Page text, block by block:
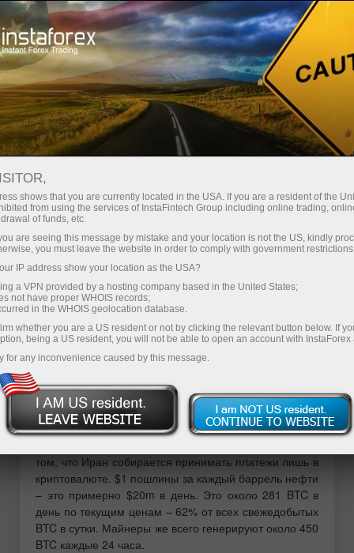
Трейдерам Форекс аналітика
Форекс-огляди
Криптовалюты
10.04.2026 09:44
Рекомендации по торговле на рынке
криптовалют на 10 апреля
Биткоин сегодня дотянулся до $73 000, но затем
быстро снизился в район полюбившегося ему уровня
$71500. Эфир также подпрыгнул к $2243, а затем
Поступают сообщения о том, что Иран взимает
плату, или планирует это делать, с танкеров,
проходящих через Ормузский пролив, что
том, что Иран собирается принимать платежи лишь в
криптовалюте. $1 пошлины за каждый баррель нефти
– это примерно $20m в день. Это около 281 BTC в
день по текущим ценам – 62% от всех свежедобытых
BTC в сутки. Майнеры же всего генерируют около 450
BTC каждые 24 часа.
shows that you are currently located in the USA. If you are a resident of the
from using the services of InstaFintech Group including online trading,
of funds, etc.
are seeing this message by mistake and your location is not the US, kindly
you must leave the website in order to comply with government
IP address show your location as the USA?
a VPN provided by a hosting company based in the United States;
not have proper WHOIS records;
in the WHOIS geolocation database.
whether you are a US resident or not by clicking the relevant button below. If
being a US resident, you will not be able to open an account with InstaForex
for any inconvenience caused by this message.